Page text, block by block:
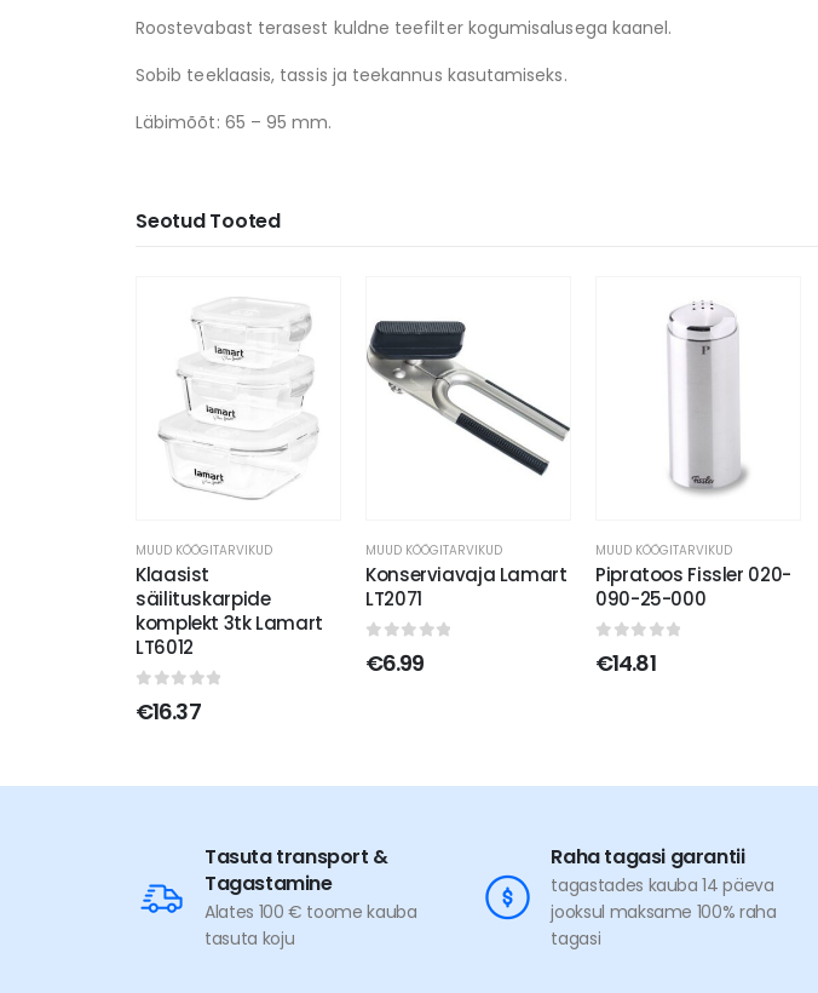
Roostevabast terasest kuldne teefilter kogumisalusega kaanel.
Sobib teeklaasis, tassis ja teekannus kasutamiseks.
Läbimõõt: 65 – 95 mm.
Seotud Tooted
MUUD KÖÖGITARVIKUD
Klaasist
säilituskarpide
komplekt 3tk Lamart
LT6012
out of 5
€16.37
MUUD KÖÖGITARVIKUD
Konserviavaja Lamart
LT2071
out of 5
€6.99
MUUD KÖÖGITARVIKUD
Pipratoos Fissler 020-
090-25-000
out of 5
€14.81
Tasuta transport &
Tagastamine
Alates 100 € toome kauba
tasuta koju
Raha tagasi garantii
tagastades kauba 14 päeva
jooksul maksame 100% raha
tagasi